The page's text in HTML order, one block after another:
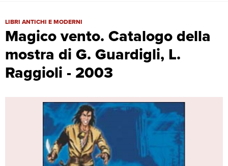
Magico vento. Catalogo della
mostra di G. Guardigli, L.
Raggioli - 2003
Magico vento. Catalogo della mostra di G. Guardigli, L. Raggioli -
LIBRI ANTICHI E MODERNI